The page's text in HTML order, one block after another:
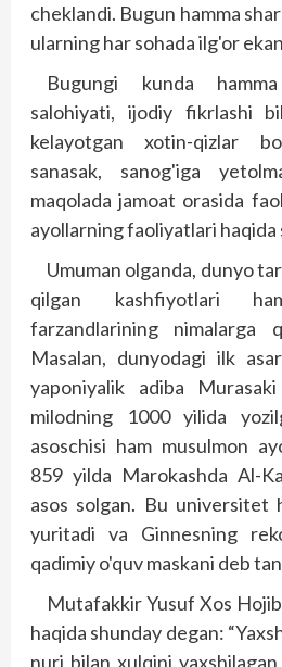
cheklandi. Bugun hamma
ularning har sohada ilg'or
Bugungi kunda
salohiyati, ijodiy fikrlashi
kelayotgan xotin-qizlar
sanasak, sanog'iga
maqolada jamoat orasida
ayollarning faoliyatlari haqida
Umuman olganda, dunyo
qilgan kashfiyotlari
farzandlarining nimalarga
Masalan, dunyodagi ilk
yaponiyalik adiba
milodning 1000 yilida
asoschisi ham musulmon
859 yilda Marokashda Al-
asos solgan. Bu universitet
yuritadi va Ginnesning
qadimiy o'quv maskani deb
Mutafakkir Yusuf Xos
haqida shunday degan:
nuri bilan xulqini